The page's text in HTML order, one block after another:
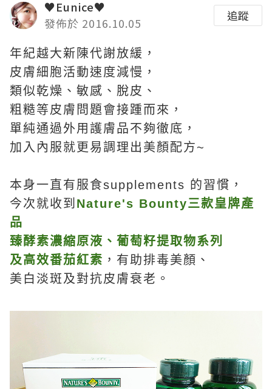
♥Eunice♥
發佈於 2016.10.05
追蹤
年紀越大新陳代謝放緩，
皮膚細胞活動速度減慢，
類似乾燥、敏感、脫皮、
粗糙等皮膚問題會接踵而來，
單純通過外用護膚品不夠徹底，
加入內服就更易調理出美顏配方~
本身一直有服食supplements 的習慣，
今次就收到 Nature's Bounty三款皇牌產
品
臻酵素濃縮原液、葡萄籽提取物系列
及高效番茄紅素 ，有助排毒美顏、
美白淡斑及對抗皮膚衰老。